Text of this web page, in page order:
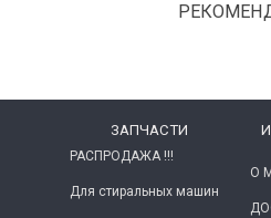
ЗАПЧАСТИ
РАСПРОДАЖА !!!
Для стиральных машин
О